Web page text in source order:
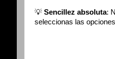
💡 Sencillez absoluta:
seleccionas las